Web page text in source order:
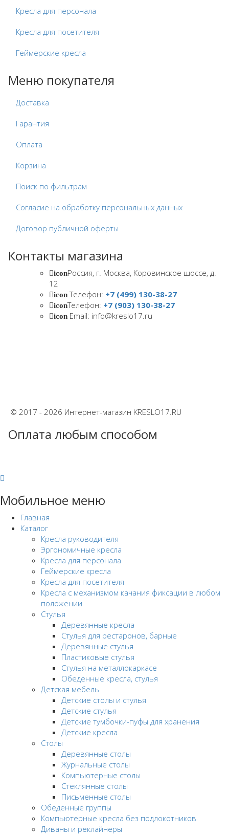
Кресла для персонала
Кресла для посетителя
Геймерские кресла
Меню покупателя
Доставка
Гарантия
Оплата
Корзина
Поиск по фильтрам
Согласие на обработку персональных данных
Договор публичной оферты
Контакты магазина
iconРоссия, г. Москва, Коровинское шоссе, д.
12
iconТелефон: +7 (499) 130-38-27
iconТелефон: +7 (903) 130-38-27
icon Email: info@kreslo17.ru
© 2017 - 2026 Интернет-магазин KRESLO17.RU
Оплата любым способом
Мобильное меню
Главная
Каталог
Кресла руководителя
Эргономичные кресла
Кресла для персонала
Геймерские кресла
Кресла для посетителя
Кресла с механизмом качания фиксации в любом
положении
Стулья
Деревянные кресла
Стулья для рестаронов, барные
Деревянные стулья
Пластиковые стулья
Стулья на металлокаркасе
Обеденные кресла, стулья
Детская мебель
Детские столы и стулья
Детские стулья
Детские тумбочки-пуфы для хранения
Детские кресла
Столы
Деревянные столы
Журнальные столы
Компьютерные столы
Стеклянные столы
Письменные столы
Обеденные группы
Компьютерные кресла без подлокотников
Диваны и реклайнеры